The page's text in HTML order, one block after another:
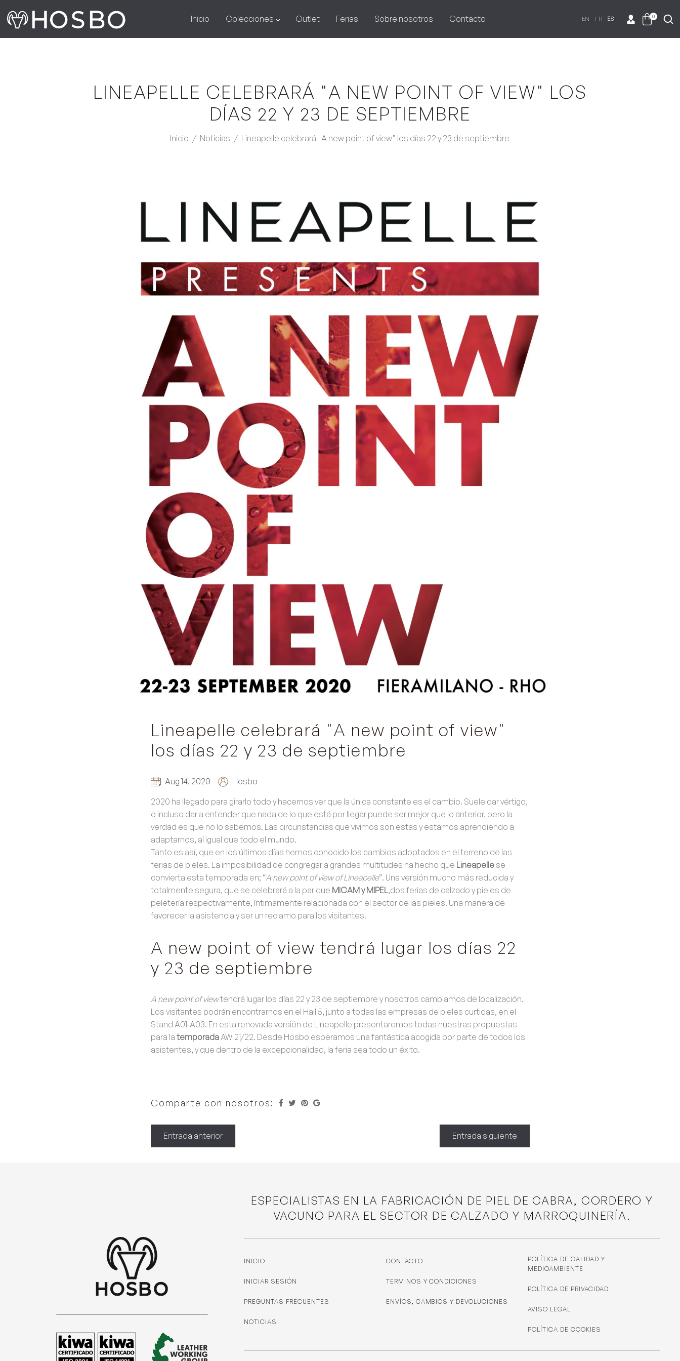
Inicio Colecciones Outlet Ferias Sobre nosotros Contacto EN FR ES 0
LINEAPELLE CELEBRARÁ "A NEW POINT OF VIEW" LOS
DÍAS 22 Y 23 DE SEPTIEMBRE
Inicio / Noticias / Lineapelle celebrará "A new point of view" los días 22 y 23 de septiembre
Lineapelle celebrará "A new point of view"
los días 22 y 23 de septiembre
Aug 14, 2020
Hosbo
2020 ha llegado para girarlo todo y hacernos ver que la única constante es el cambio. Suele dar vértigo,
o incluso dar a entender que nada de lo que está por llegar puede ser mejor que lo anterior, pero la
verdad es que no lo sabemos. Las circunstancias que vivimos son estas y estamos aprendiendo a
adaptarnos, al igual que todo el mundo.
Tanto es así, que en los últimos días hemos conocido los cambios adoptados en el terreno de las
ferias de pieles. La imposibilidad de congregar a grandes multitudes ha hecho que Lineapellese
convierta esta temporada en; “A new point of view of Lineapelle”. Una versión mucho más reducida y
totalmente segura, que se celebrará a la par que MICAM y MIPEL,dos ferias de calzado y pieles de
peletería respectivamente, íntimamente relacionada con el sector de las pieles. Una manera de
favorecer la asistencia y ser un reclamo para los visitantes.
A new point of view tendrá lugar los días 22
y 23 de septiembre
A new point of viewtendrá lugar los días 22 y 23 de septiembre y nosotros cambiamos de localización.
Los visitantes podrán encontrarnos en el Hall 5, junto a todas las empresas de pieles curtidas, en el
Stand A01-A03. En esta renovada versión de Lineapelle presentaremos todas nuestras propuestas
para la temporadaAW 21/22. Desde Hosbo esperamos una fantástica acogida por parte de todos los
asistentes, y que dentro de la excepcionalidad, la feria sea todo un éxito.
Comparte con nosotros:
Entrada anterior Entrada siguiente
ESPECIALISTAS EN LA FABRICACIÓN DE PIEL DE CABRA, CORDERO Y
VACUNO PARA EL SECTOR DE CALZADO Y MARROQUINERÍA.
INICIO
INICIAR SESIÓN
PREGUNTAS FRECUENTES
NOTICIAS
CONTACTO
TERMINOS Y CONDICIONES
ENVÍOS, CAMBIOS Y DEVOLUCIONES
POLÍTICA DE CALIDAD Y
MEDIOAMBIENTE
POLÍTICA DE PRIVACIDAD
AVISO LEGAL
POLÍTICA DE COOKIES